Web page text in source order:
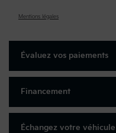
Mentions légales
Évaluez vos paiements
Financement
Échangez votre véhicule